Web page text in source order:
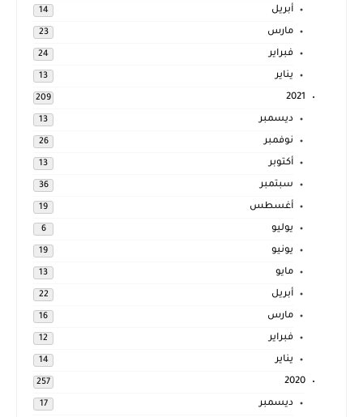
أبريل 14
مارس 23
فبراير 24
يناير 13
2021
209
ديسمبر 13
نوفمبر 26
أكتوبر 13
سبتمبر 36
أغسطس 19
يوليو 6
يونيو 19
مايو 13
أبريل 22
مارس 16
فبراير 12
يناير 14
2020
257
ديسمبر 17